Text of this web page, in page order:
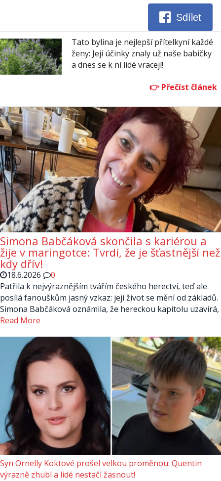
Sdílet
Tato bylina je nejlepší přítelkyní každé
ženy: Její účinky znaly už naše babičky
a dnes se k ní lidé vracejí!
Simona Babčáková skončila s kariérou a
žije v maringotce: Tvrdí, že je šťastnější než
kdy dřív!
18.6.2026
0
Patřila k nejvýraznějším tvářím českého herectví, teď ale
posílá fanouškům jasný vzkaz: její život se mění od základů.
Simona Babčáková oznámila, že hereckou kapitolu uzavírá,
Read More
Syn Ornelly Koktové prošel velkou proměnou: Quentin
výrazně zhubl a lidé nestačí žasnout!